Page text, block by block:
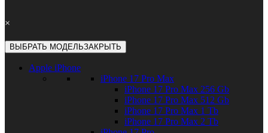
×
ВЫБРАТЬ МОДЕЛЬЗАКРЫТЬ
Apple iPhone
iPhone 17 Pro Max
iPhone 17 Pro Max 256 Gb
iPhone 17 Pro Max 512 Gb
iPhone 17 Pro Max 1 Tb
iPhone 17 Pro Max 2 Tb